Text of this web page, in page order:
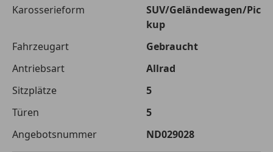
120 Monate
Kreditbetrag
€ 75 000,-
Gesamtbetrag
Einberechnete Gebühren
€ 0,-
Effektivzinsatz
Karosserieform
SUV/Geländewagen/Pic
kup
Fahrzeugart
Gebraucht
Antriebsart
Allrad
Sitzplätze
5
Türen
5
Angebotsnummer
ND029028